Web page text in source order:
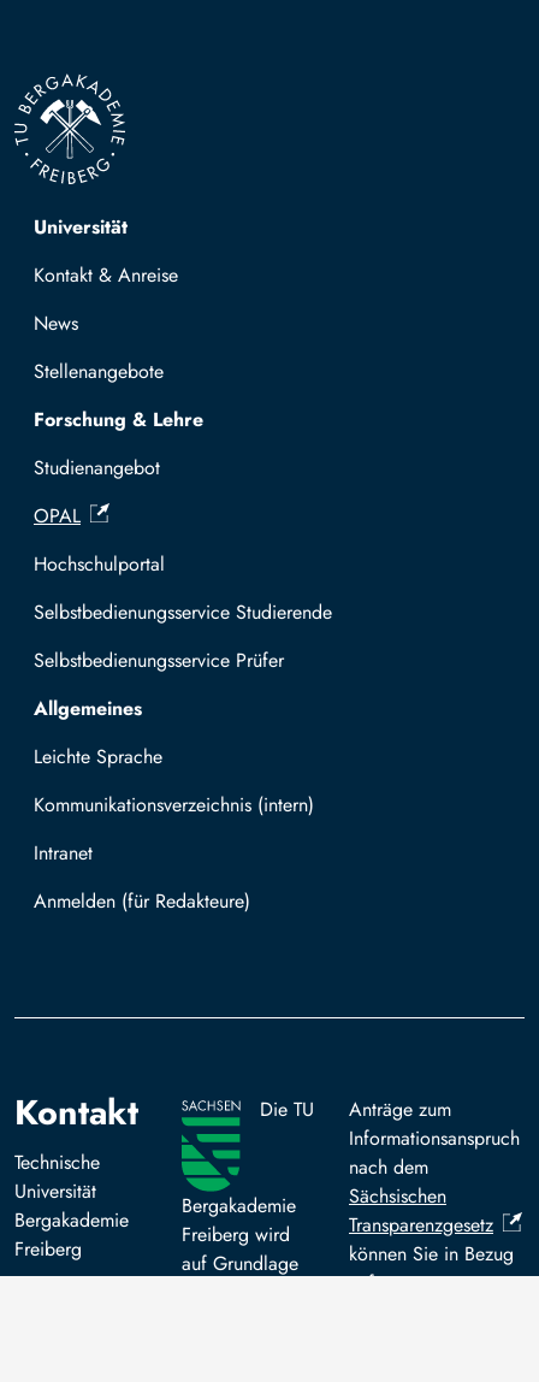
Top navigation
Universität
Kontakt & Anreise
News
Stellenangebote
Forschung & Lehre
Studienangebot
OPAL
Hochschulportal
Selbstbedienungsservice Studierende
Selbstbedienungsservice Prüfer
Allgemeines
Leichte Sprache
Kommunikationsverzeichnis (intern)
Intranet
Mit TUBAF Login anmelden
Kontakt
Technische
Universität
Bergakademie
Freiberg
Die TU
Bergakademie
Freiberg wird
auf Grundlage
Anträge zum
Informationsanspruch
nach dem
Sächsischen
Transparenzgesetz
können Sie in Bezug
auf